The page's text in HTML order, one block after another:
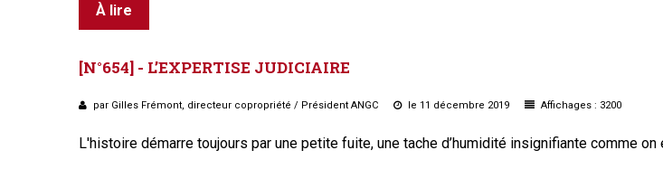
À lire
[N°654] - L’EXPERTISE JUDICIAIRE
par Gilles Frémont, directeur copropriété / Président ANGC le 11 décembre 2019 Affichages : 3200
L'histoire démarre toujours par une petite fuite, une tache d’humidité insignifiante comme